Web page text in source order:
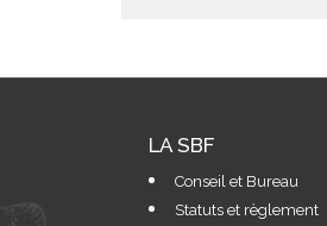
LA SBF
Conseil et Bureau
Statuts et règlement